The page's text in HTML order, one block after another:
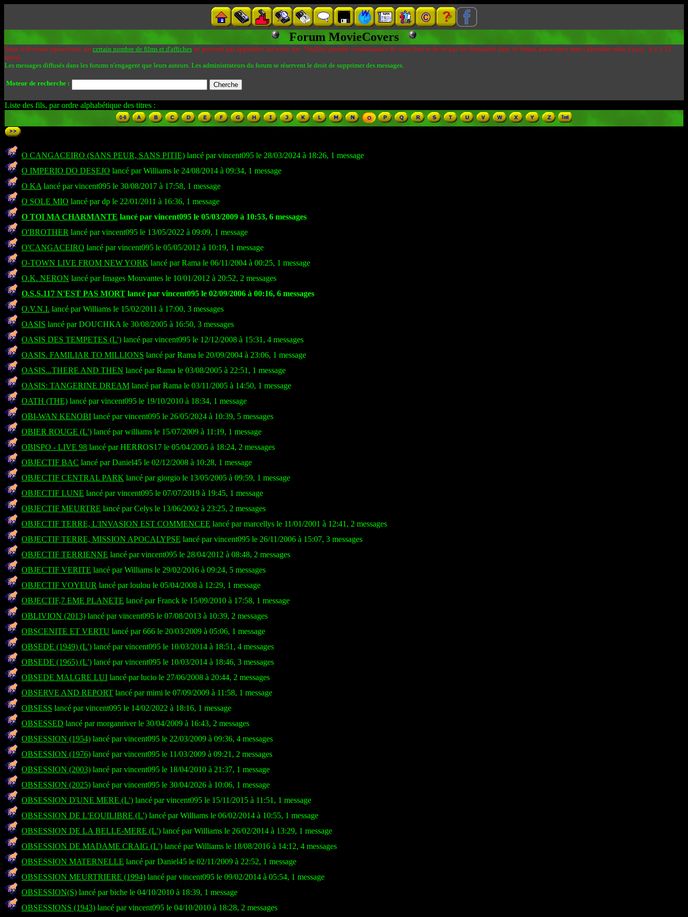
Forum MovieCovers
Suite à diverses injonctions, un certain nombre de films et d'affiches ne peuvent pas apparaître sur notre site. Veuillez prendre connaissance de cette liste et de ne pas les demander dans ce forum, par avance merci (dernière mise à jour : il y a 33
mois)
Les messages diffusés dans les forums n'engagent que leurs auteurs. Les administrateurs du forum se réservent le droit de supprimer des messages.
Moteur de recherche :
Liste des fils, par ordre alphabétique des titres :
O CANGACEIRO (SANS PEUR, SANS PITIE) lancé par vincent095 le 28/03/2024 à 18:26, 1 message
O IMPERIO DO DESEJO lancé par Williams le 24/08/2014 à 09:34, 1 message
O KA lancé par vincent095 le 30/08/2017 à 17:58, 1 message
O SOLE MIO lancé par dp le 22/01/2011 à 16:36, 1 message
O TOI MA CHARMANTE lancé par vincent095 le 05/03/2009 à 10:53, 6 messages
O'BROTHER lancé par vincent095 le 13/05/2022 à 09:09, 1 message
O'CANGACEIRO lancé par vincent095 le 05/05/2012 à 10:19, 1 message
O-TOWN LIVE FROM NEW YORK lancé par Rama le 06/11/2004 à 00:25, 1 message
O.K. NERON lancé par Images Mouvantes le 10/01/2012 à 20:52, 2 messages
O.S.S.117 N'EST PAS MORT lancé par vincent095 le 02/09/2006 à 00:16, 6 messages
O.V.N.I. lancé par Williams le 15/02/2011 à 17:00, 3 messages
OASIS lancé par DOUCHKA le 30/08/2005 à 16:50, 3 messages
OASIS DES TEMPETES (L') lancé par vincent095 le 12/12/2008 à 15:31, 4 messages
OASIS. FAMILIAR TO MILLIONS lancé par Rama le 20/09/2004 à 23:06, 1 message
OASIS...THERE AND THEN lancé par Rama le 03/08/2005 à 22:51, 1 message
OASIS: TANGERINE DREAM lancé par Rama le 03/11/2005 à 14:50, 1 message
OATH (THE) lancé par vincent095 le 19/10/2010 à 18:34, 1 message
OBI-WAN KENOBI lancé par vincent095 le 26/05/2024 à 10:39, 5 messages
OBIER ROUGE (L') lancé par williams le 15/07/2009 à 11:19, 1 message
OBISPO - LIVE 98 lancé par HERROS17 le 05/04/2005 à 18:24, 2 messages
OBJECTIF BAC lancé par Daniel45 le 02/12/2008 à 10:28, 1 message
OBJECTIF CENTRAL PARK lancé par giorgio le 13/05/2005 à 09:59, 1 message
OBJECTIF LUNE lancé par vincent095 le 07/07/2019 à 19:45, 1 message
OBJECTIF MEURTRE lancé par Celys le 13/06/2002 à 23:25, 2 messages
OBJECTIF TERRE, L'INVASION EST COMMENCEE lancé par marcellys le 11/01/2001 à 12:41, 2 messages
OBJECTIF TERRE, MISSION APOCALYPSE lancé par vincent095 le 26/11/2006 à 15:07, 3 messages
OBJECTIF TERRIENNE lancé par vincent095 le 28/04/2012 à 08:48, 2 messages
OBJECTIF VERITE lancé par Williams le 29/02/2016 à 09:24, 5 messages
OBJECTIF VOYEUR lancé par loulou le 05/04/2008 à 12:29, 1 message
OBJECTIF,7 EME PLANETE lancé par Franck le 15/09/2010 à 17:58, 1 message
OBLIVION (2013) lancé par vincent095 le 07/08/2013 à 10:39, 2 messages
OBSCENITE ET VERTU lancé par 666 le 20/03/2009 à 05:06, 1 message
OBSEDE (1949) (L') lancé par vincent095 le 10/03/2014 à 18:51, 4 messages
OBSEDE (1965) (L') lancé par vincent095 le 10/03/2014 à 18:46, 3 messages
OBSEDE MALGRE LUI lancé par lucio le 27/06/2008 à 20:44, 2 messages
OBSERVE AND REPORT lancé par mimi le 07/09/2009 à 11:58, 1 message
OBSESS lancé par vincent095 le 14/02/2022 à 18:16, 1 message
OBSESSED lancé par morganriver le 30/04/2009 à 16:43, 2 messages
OBSESSION (1954) lancé par vincent095 le 22/03/2009 à 09:36, 4 messages
OBSESSION (1976) lancé par vincent095 le 11/03/2009 à 09:21, 2 messages
OBSESSION (2003) lancé par vincent095 le 18/04/2010 à 21:37, 1 message
OBSESSION (2025) lancé par vincent095 le 30/04/2026 à 10:06, 1 message
OBSESSION D'UNE MERE (L') lancé par vincent095 le 15/11/2015 à 11:51, 1 message
OBSESSION DE L'EQUILIBRE (L') lancé par Williams le 06/02/2014 à 10:55, 1 message
OBSESSION DE LA BELLE-MERE (L') lancé par Williams le 26/02/2014 à 13:29, 1 message
OBSESSION DE MADAME CRAIG (L') lancé par Williams le 18/08/2016 à 14:12, 4 messages
OBSESSION MATERNELLE lancé par Daniel45 le 02/11/2009 à 22:52, 1 message
OBSESSION MEURTRIERE (1994) lancé par vincent095 le 09/02/2014 à 05:54, 1 message
OBSESSION(S) lancé par biche le 04/10/2010 à 18:39, 1 message
OBSESSIONS (1943) lancé par vincent095 le 04/10/2010 à 18:28, 2 messages